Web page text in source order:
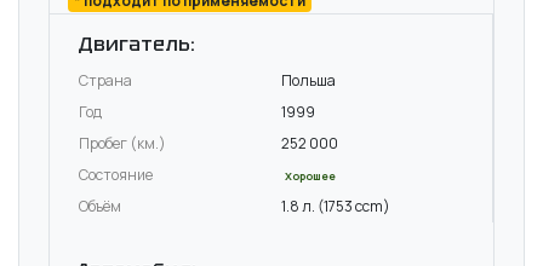
Двигатель:
Страна
Польша
Год
1999
Пробег (км.)
252 000
Состояние
Хорошее
Объём 1.8 л. (1753 ccm)